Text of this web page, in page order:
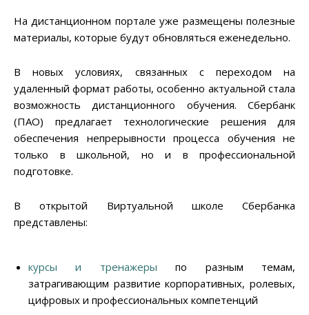
На дистанционном портале уже размещены полезные
материалы, которые будут обновляться еженедельно.
В новых условиях, связанных с переходом на
удаленный формат работы, особенно актуальной стала
возможность дистанционного обучения. Сбербанк
(ПАО) предлагает технологические решения для
обеспечения непрерывности процесса обучения не
только в школьной, но и в профессиональной
подготовке.
В открытой Виртуальной школе Сбербанка
представлены:
курсы и тренажеры по разным темам,
затрагивающим развитие корпоративных, ролевых,
цифровых и профессиональных компетенций